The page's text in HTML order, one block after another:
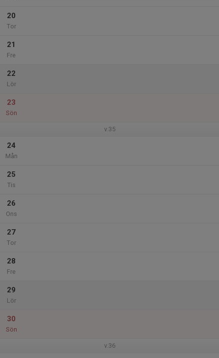
20
Tor
21
Fre
22
Lör
23
Sön
v.35
24
Mån
25
Tis
26
Ons
27
Tor
28
Fre
29
Lör
30
Sön
v.36